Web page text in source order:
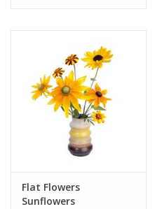
Flat Flowers
Sunflowers